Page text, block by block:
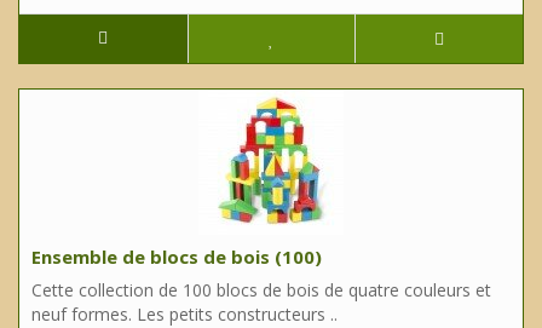
Ensemble de blocs de bois (100)
Cette collection de 100 blocs de bois de quatre couleurs et
neuf formes. Les petits constructeurs ..